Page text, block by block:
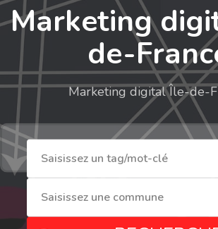
Marketing
de-
Marketing digital Île-de-